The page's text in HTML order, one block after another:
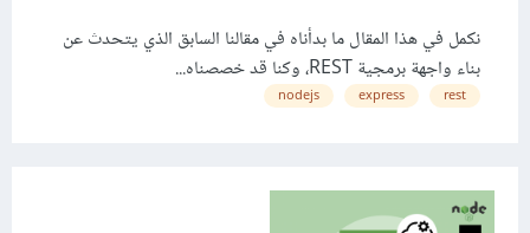
نكمل في هذا المقال ما بدأناه في مقالنا السابق الذي يتحدث عن
بناء واجهة برمجية REST، وكنا قد خصصناه...
rest
express
nodejs